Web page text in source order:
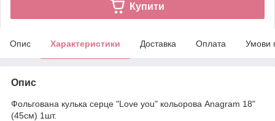
Купити
Опис Характеристики Доставка Оплата Умови
Опис
Фольгована кулька серце "Love you" кольорова Anagram 18"
(45см) 1шт.